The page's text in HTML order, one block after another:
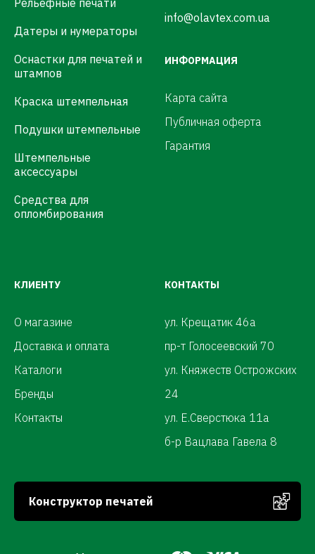
Рельефные печати
Датеры и нумераторы
Оснастки для печатей и
штампов
Краска штемпельная
Подушки штемпельные
Штемпельные
аксессуары
Средства для
опломбирования
info@olavtex.com.ua
ИНФОРМАЦИЯ
Карта сайта
Публичная оферта
Гарантия
КЛИЕНТУ
О магазине
Доставка и оплата
Каталоги
Бренды
Контакты
КОНТАКТЫ
ул. Крещатик 46а
пр-т Голосеевский 70
ул. Княжеств Острожских
24
ул. Е.Сверстюка 11а
б-р Вацлава Гавела 8
Конструктор печатей